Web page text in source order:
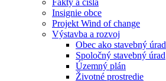
Fakty a čísla
Insignie obce
Projekt Wind of change
Výstavba a rozvoj
Obec ako stavebný úrad
Spoločný stavebný úrad
Územný plán
Životné prostredie